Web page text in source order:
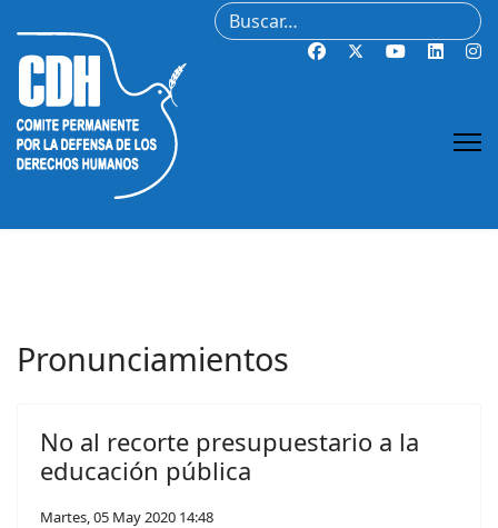
Buscar
Pronunciamientos
No al recorte presupuestario a la
educación pública
Martes, 05 May 2020 14:48